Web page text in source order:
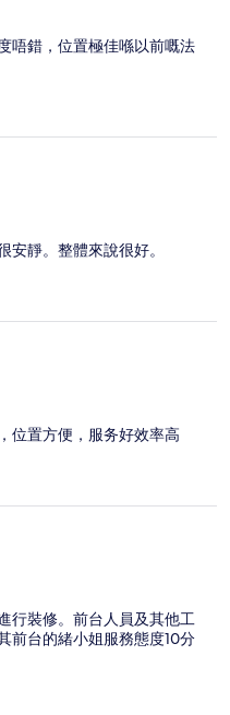
唔錯，位置極佳喺以前嘅法
靜。整體來說很好。
位置方便，服务好效率高
行裝修。前台人員及其他工
前台的緒小姐服務態度10分